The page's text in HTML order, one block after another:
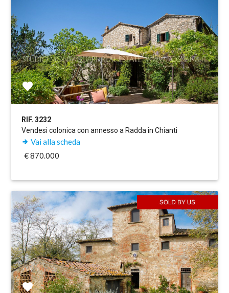
RIF. 3232
Vendesi colonica con annesso a Radda in Chianti
Vai alla scheda
€ 870.000